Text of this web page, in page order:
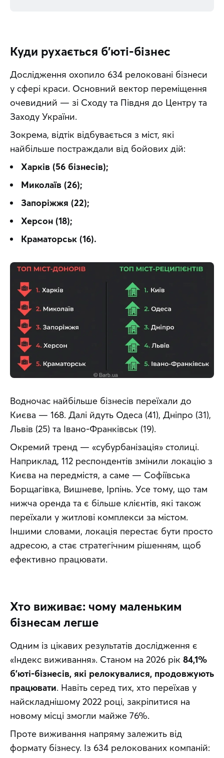
Куди рухається б’юті-бізнес
Дослідження охопило 634 релоковані бізнеси
у сфері краси. Основний вектор переміщення
очевидний — зі Сходу та Півдня до Центру та
Заходу України.
Зокрема, відтік відбувається з міст, які
найбільше постраждали від бойових дій:
Харків (56 бізнесів);
Миколаїв (26);
Запоріжжя (22);
Херсон (18);
Краматорськ (16).
Водночас найбільше бізнесів переїхали до
Києва — 168. Далі йдуть Одеса (41), Дніпро (31),
Львів (25) та Івано-Франківськ (19).
Окремий тренд — «субурбанізація» столиці.
Наприклад, 112 респондентів змінили локацію з
Києва на передмістя, а саме — Софіївська
Борщагівка, Вишневе, Ірпінь. Усе тому, що там
нижча оренда та є більше клієнтів, які також
переїхали у житлові комплекси за містом.
Іншими словами, локація перестає бути просто
адресою, а стає стратегічним рішенням, щоб
ефективно працювати.
Хто виживає: чому маленьким
бізнесам легше
Одним із цікавих результатів дослідження є
«Індекс виживання». Станом на 2026 рік 84,1%
б’юті-бізнесів, які релокувалися, продовжують
працювати. Навіть серед тих, хто переїхав у
найскладнішому 2022 році, закріпитися на
новому місці змогли майже 76%.
Проте виживання напряму залежить від
формату бізнесу. Із 634 релокованих компаній: